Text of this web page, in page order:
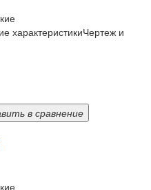
характеристикиЧертеж и
в сравнение